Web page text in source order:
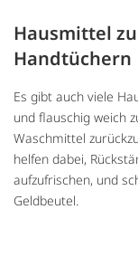
Hausmittel
Handtüchern
Es gibt auch viele
und flauschig weich
Waschmittel
helfen dabei,
aufzufrischen, und
Geldbeutel.